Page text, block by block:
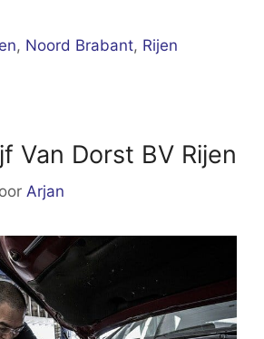
, Noord Brabant, Rijen
Van Dorst BV Rijen
Arjan